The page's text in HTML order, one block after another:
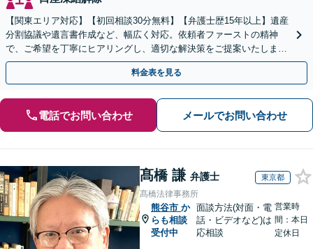
【関東エリア対応】【初回相談30分無料】【弁護士歴15年以上】遺産
分割協議や遺言書作成など、幅広く対応。依頼者ファーストの精神
で、ご希望を丁寧にヒアリングし、適切な解決策をご提案いたしま
す。まずは無料相談でお悩みをお聞かせください。
料金表を見る
電話でお問い合わせ メールでお問い合わせ
髙橋 謙 弁護士 東京都
髙橋法律事務所
熊谷市 か
らも相談
受付中
面談方法(対面・電
話・ビデオなど)は
応相談
営業時
間：本日
定休日